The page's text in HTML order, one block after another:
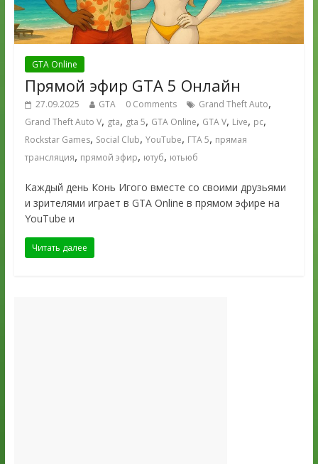
GTA Online
Прямой эфир GTA 5 Онлайн
27.09.2025 GTA 0 Comments Grand Theft Auto,
Grand Theft Auto V, gta, gta 5, GTA Online, GTA V, Live, pc,
Rockstar Games, Social Club, YouTube, ГТА 5, прямая
трансляция, прямой эфир, ютуб, ютьюб
Каждый день Конь Игого вместе со своими друзьями
и зрителями играет в GTA Online в прямом эфире на
YouTube и
Читать далее